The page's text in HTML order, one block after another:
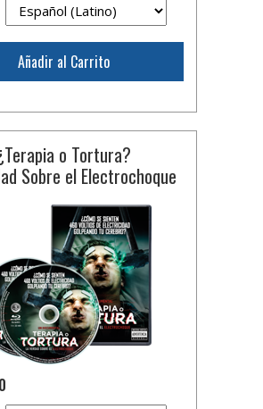
Añadir al Carrito
o Tortura?
Sobre el Electrochoque